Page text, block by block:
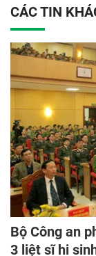
CÁC TIN
Bộ Công an
3 liệt sĩ hi